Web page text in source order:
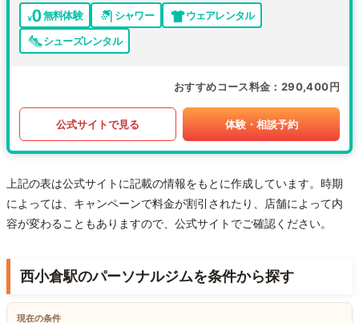
無料体験 シャワー
ウェアレンタル
シューズレンタル
おすすめコース料金 290,400円
公式サイトで見る 体験・相談予約
上記の表は公式サイトに記載の情報をもとに作成しています。時期
によっては、キャンペーンで料金が割引されたり、店舗によって内
容が変わることもありますので、公式サイトでご確認ください。
西小倉駅のパーソナルジムを条件から探す
現在の条件